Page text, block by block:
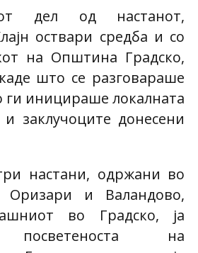
дел од настанот,
оствари средба и со
на Општина Градско,
што се разговараше
ги иницираше локалната
заклучоците донесени
настани, одржани во
Оризари и Валандово,
во Градско, ја
посветеноста на